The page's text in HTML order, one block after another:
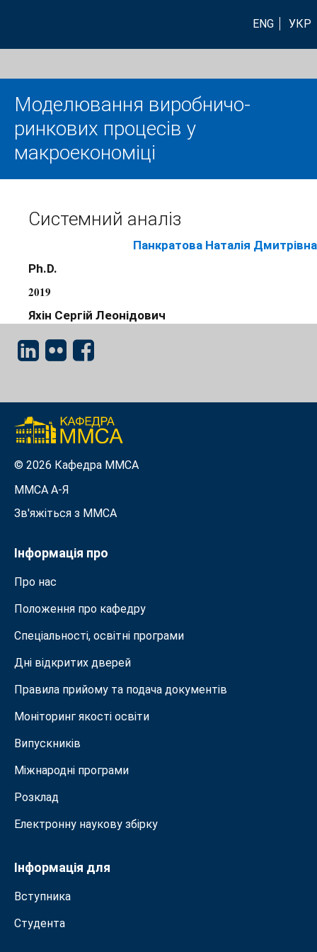
ENG УКР
Моделювання виробничо-
ринкових процесів у
макроекономіці
Системний аналіз
Панкратова Наталія Дмитрівна
Ph.D.
2019
Яхін Сергій Леонідович
© 2026 Кафедра ММСА
ММСА A-Я
Зв'яжіться з MMСА
Інформація про
Про нас
Положення про кафедру
Спеціальності, освітні програми
Дні відкритих дверей
Правила прийому та подача документiв
Моніторинг якості освіти
Випускників
Міжнародні програми
Розклад
Електронну наукову збірку
Інформація для
Вступника
Студента